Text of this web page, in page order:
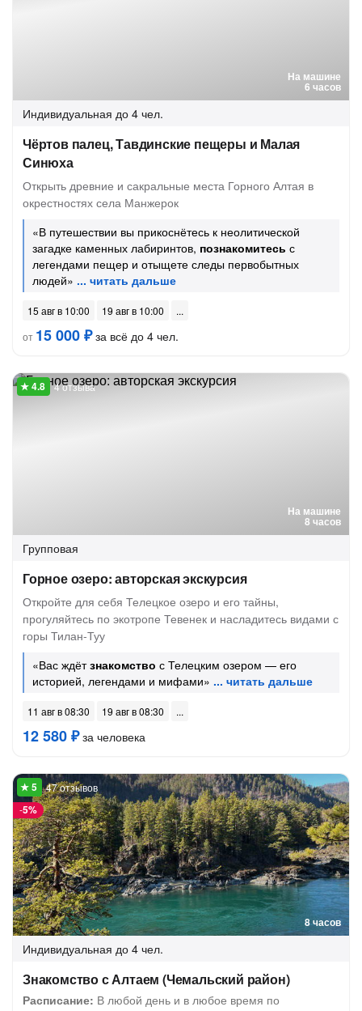
На машине
6 часов
Индивидуальная до 4 чел.
Чёртов палец, Тавдинские пещеры и Малая
Синюха
Открыть древние и сакральные места Горного Алтая в
окрестностях села Манжерок
«В путешествии вы прикоснётесь к неолитической
загадке каменных лабиринтов, познакомитесь с
легендами пещер и отыщете следы первобытных
людей»
15 авг в 10:00
19 авг в 10:00
от 15 000 ₽за всё до 4 чел.
На машине
8 часов
4 отзыва
Групповая
Горное озеро: авторская экскурсия
Откройте для себя Телецкое озеро и его тайны,
прогуляйтесь по экотропе Тевенек и насладитесь видами с
горы Тилан-Туу
«Вас ждётзнакомство с Телецким озером — его
историей, легендами и мифами»
11 авг в 08:30 19 авг в 08:30
12 580 ₽за человека
8 часов
-5%
47 отзывов
Индивидуальная до 4 чел.
Знакомство с Алтаем (Чемальский район)
Расписание: В любой день и в любое время по